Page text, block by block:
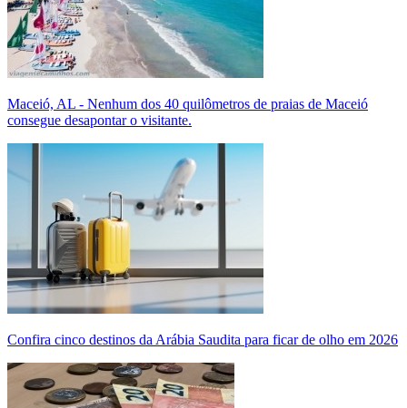
Maceió, AL - Nenhum dos 40 quilômetros de praias de Maceió
consegue desapontar o visitante.
Confira cinco destinos da Arábia Saudita para ficar de olho em 2026